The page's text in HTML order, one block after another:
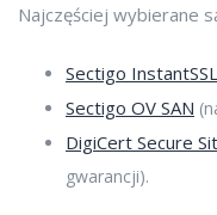
Najczęściej wybierane
Sectigo
Sectigo OV SAN
DigiCert Secure
gwarancji).